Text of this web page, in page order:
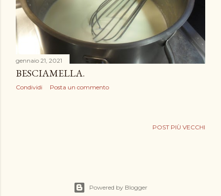
gennaio 21, 2021
BESCIAMELLA.
Condividi Posta un commento
POST PIÙ VECCHI
Powered by Blogger